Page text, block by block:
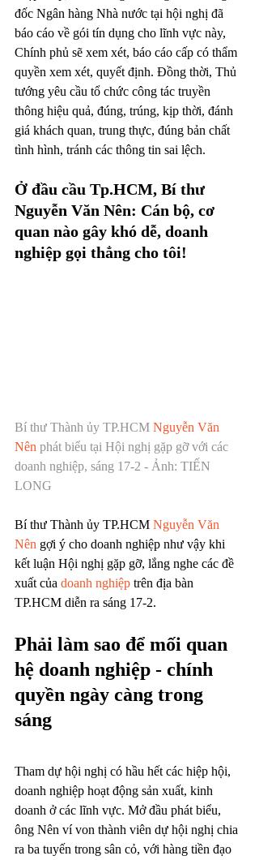
đốc Ngân hàng Nhà nước tại hội nghị đã
báo cáo về gói tín dụng cho lĩnh vực này,
Chính phủ sẽ xem xét, báo cáo cấp có thẩm
quyền xem xét, quyết định. Đồng thời, Thủ
tướng yêu cầu tổ chức công tác truyền
thông hiệu quả, đúng, trúng, kịp thời, đánh
giá khách quan, trung thực, đúng bản chất
tình hình, tránh các thông tin sai lệch.
Ở đầu cầu Tp.HCM, Bí thư
Nguyễn Văn Nên: Cán bộ, cơ
quan nào gây khó dễ, doanh
nghiệp gọi thẳng cho tôi!
Bí thư Thành ủy TP.HCM Nguyễn Văn
Nên phát biểu tại Hội nghị gặp gỡ với các
doanh nghiệp, sáng 17-2 - Ảnh: TIẾN
LONG
Bí thư Thành ủy TP.HCM Nguyễn Văn
Nên gợi ý cho doanh nghiệp như vậy khi
kết luận Hội nghị gặp gỡ, lắng nghe các đề
xuất của doanh nghiệp trên địa bàn
TP.HCM diễn ra sáng 17-2.
Phải làm sao để mối quan
hệ doanh nghiệp - chính
quyền ngày càng trong
sáng
Tham dự hội nghị có hầu hết các hiệp hội,
doanh nghiệp hoạt động sản xuất, kinh
doanh ở các lĩnh vực. Mở đầu phát biểu,
ông Nên ví von thành viên dự hội nghị chia
ra ba tuyến trong sân cỏ, với hàng tiền đạo